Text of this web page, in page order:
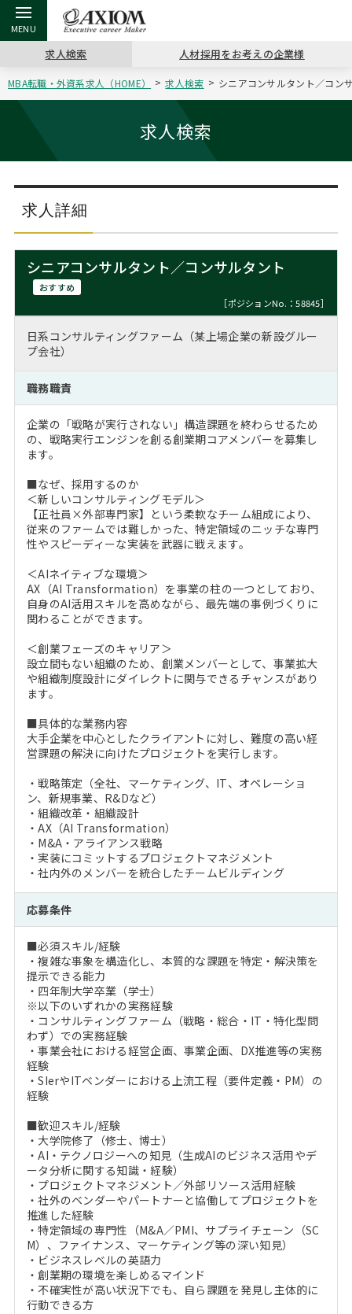
戻る
アクシアムの特長
戻る
コンサ
サービス案内
戻る
キャリ
コンサルタントの紹介
戻る
キャリア支援 TOP
キャリアデザイン講座
（最新求人市場動向）
戻る
MBAの
ステージ別アドバイス
MBAの転職事例
MBAからのFAQ
MBA留学生数の推移
戻る
日本か
MBAを生かす求人特集
年齢と年収の相関図
戻る
転職ツール TOP
英文レジュメの書き方
戻る
パワー
職務経歴書の書き方
よくある面接Q&A集
戻る
転職コラム TOP
“展”職相談室
転職市場の明日をよめ
転職成功への4つの鍵
注目企業インタビュー
戻る
イベント・セミナー TOP
ジョブフェア
キャリアデザインセミナー
キャリアフォーラム
Career Talk Live
MBA NETWORKING
戻る
会社概要 TOP
沿革
主なクライアント
採用情報
ニュースリリース
求人検索 人材採用をお考えの企業様
MBA転職・外資系求人（HOME） 求人検索 シニアコンサルタント／コン
求人検索
求人詳細
シニアコンサルタント／コンサルタント
おすすめ
［ポジションNo.：58845］
日系コンサルティングファーム（某上場企業の新設グルー
プ会社）
職務職責
企業の「戦略が実行されない」構造課題を終わらせるため
の、戦略実行エンジンを創る創業期コアメンバーを募集し
ます。
■なぜ、採用するのか
＜新しいコンサルティングモデル＞
【正社員×外部専門家】という柔軟なチーム組成により、
従来のファームでは難しかった、特定領域のニッチな専門
性やスピーディーな実装を武器に戦えます。
＜AIネイティブな環境＞
AX（AI Transformation）を事業の柱の一つとしており、
自身のAI活用スキルを高めながら、最先端の事例づくりに
関わることができます。
＜創業フェーズのキャリア＞
設立間もない組織のため、創業メンバーとして、事業拡大
や組織制度設計にダイレクトに関与できるチャンスがあり
ます。
■具体的な業務内容
大手企業を中心としたクライアントに対し、難度の高い経
営課題の解決に向けたプロジェクトを実行します。
・戦略策定（全社、マーケティング、IT、オペレーショ
ン、新規事業、R&Dなど）
・組織改革・組織設計
・AX（AI Transformation）
・M&A・アライアンス戦略
・実装にコミットするプロジェクトマネジメント
・社内外のメンバーを統合したチームビルディング
応募条件
■必須スキル/経験
・複雑な事象を構造化し、本質的な課題を特定・解決策を
提示できる能力
・四年制大学卒業（学士）
※以下のいずれかの実務経験
・コンサルティングファーム（戦略・総合・IT・特化型問
わず）での実務経験
・事業会社における経営企画、事業企画、DX推進等の実務
経験
・SIerやITベンダーにおける上流工程（要件定義・PM）の
経験
■歓迎スキル/経験
・大学院修了（修士、博士）
・AI・テクノロジーへの知見（生成AIのビジネス活用やデ
ータ分析に関する知識・経験）
・プロジェクトマネジメント／外部リソース活用経験
・社外のベンダーやパートナーと協働してプロジェクトを
推進した経験
・特定領域の専門性（M&A／PMI、サプライチェーン（SC
M）、ファイナンス、マーケティング等の深い知見）
・ビジネスレベルの英語力
・創業期の環境を楽しめるマインド
・不確実性が高い状況下でも、自ら課題を発見し主体的に
行動できる方